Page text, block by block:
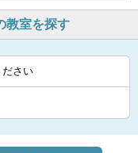
教室を探す